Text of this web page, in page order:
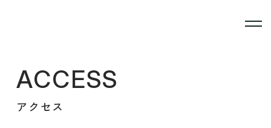
ACCESS
アクセス